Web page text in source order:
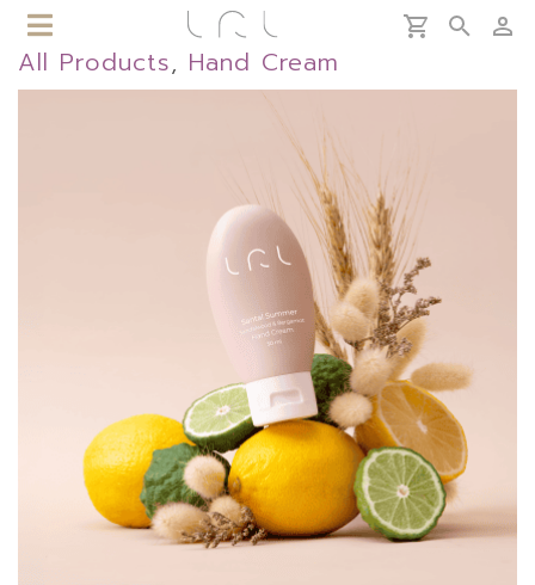
All Products, Hand Cream